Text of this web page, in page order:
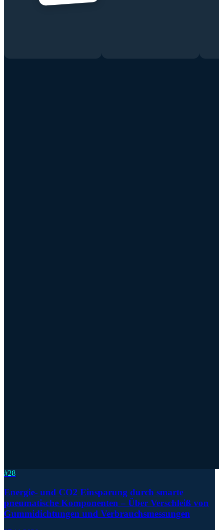
#28
Energie- und CO2 Einsparung durch smarte
pneumatische Komponenten – Über Verschleiß von
Gummidichtungen und Verbrauchsmessungen